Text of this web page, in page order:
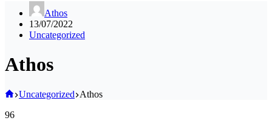
Athos
13/07/2022
Uncategorized
Athos
Home
Uncategorized Athos
96